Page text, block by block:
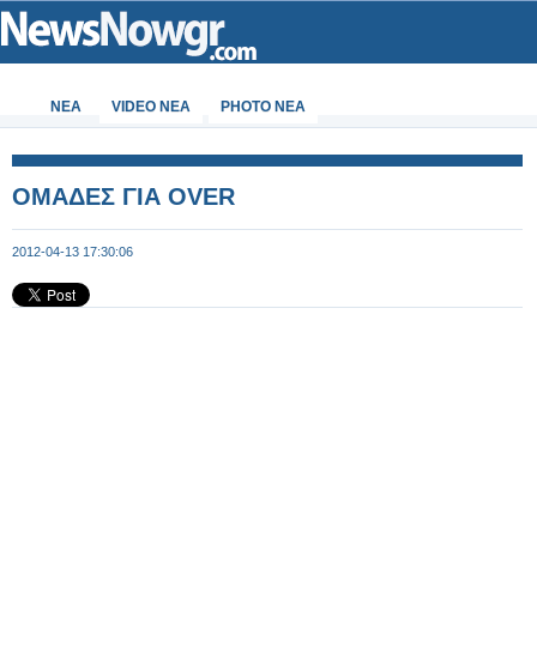
ΝΕΑ VIDEO NEA PHOTO NEA
ΟΜΑΔΕΣ ΓΙΑ OVER
2012-04-13 17:30:06